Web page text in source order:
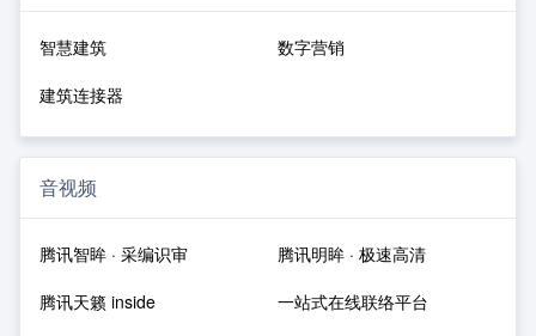
智慧建筑
数字营销
建筑连接器
音视频
腾讯智眸 · 采编识审
腾讯明眸 · 极速高清
腾讯天籁 inside
一站式在线联络平台